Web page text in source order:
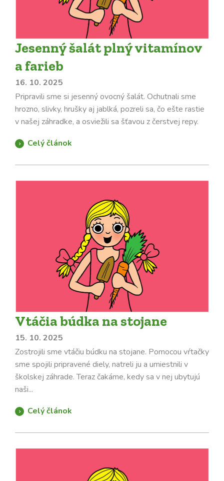
Jesenný šalát plný vitamínov
a farieb
16. 10. 2025
Pripravili sme si jesenný ovocný šalát. Ochutnali sme
hrozno, slivky, hrušky aj jablká, pozreli sa, čo ešte rastie
v našej záhradke, a osviežili sa šťavou z čerstvej repy.
Celý článok
Vtáčia búdka na stojane
15. 10. 2025
Zostrojili sme vtáčiu búdku na stojane. Pomocou vŕtačky
sme spojili pripravené diely, natreli ju a umiestnili v
školskej záhrade. Teraz čakáme, kedy sa v nej ubytujú
naši...
Celý článok